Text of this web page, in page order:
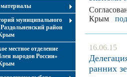
муниципального
район
местное отделение
народов России»
Крым
16.06.15
ранних